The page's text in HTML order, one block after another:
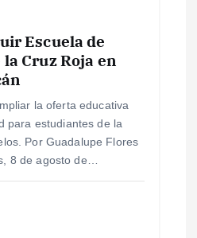
Escuela de
Cruz Roja en
la oferta educativa
para estudiantes de la
Por Guadalupe Flores
8 de agosto de…